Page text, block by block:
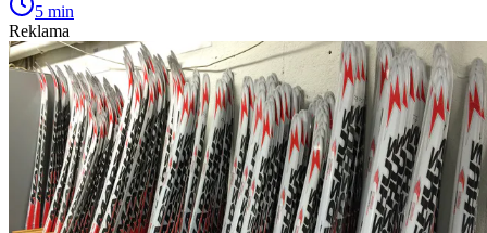
5 min
Reklama